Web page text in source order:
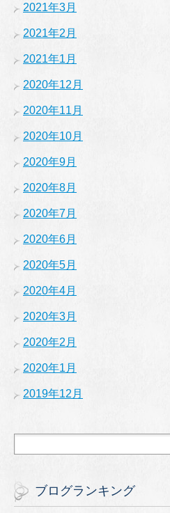
2021年3月
2021年2月
2021年1月
2020年12月
2020年11月
2020年10月
2020年9月
2020年8月
2020年7月
2020年6月
2020年5月
2020年4月
2020年3月
2020年2月
2020年1月
2019年12月
ブログランキング